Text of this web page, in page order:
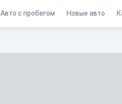
Авто с пробегом Новые авто